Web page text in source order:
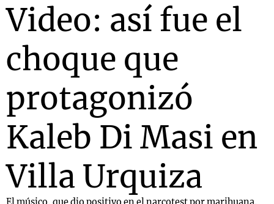
Video: así fue el
choque que
protagonizó
Kaleb Di Masi en
Villa Urquiza